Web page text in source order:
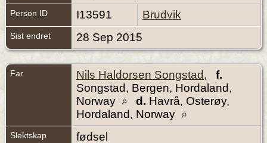
Person ID I13591 Brudvik
Sist endret 28 Sep 2015
Far Nils Haldorsen Songstad, f.
Songstad, Bergen, Hordaland,
Norway
d. Havrå, Osterøy,
Hordaland, Norway
Slektskap fødsel